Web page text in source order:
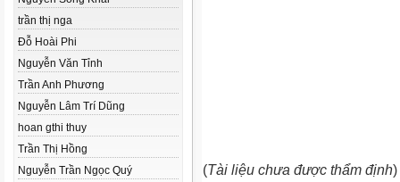
trần thị nga
Đỗ Hoài Phi
Nguyễn Văn Tỉnh
Trần Anh Phương
Nguyễn Lâm Trí Dũng
hoan gthi thuy
Trần Thị Hồng
Nguyễn Trần Ngọc Quý
(Tài liệu chưa được thẩm định)